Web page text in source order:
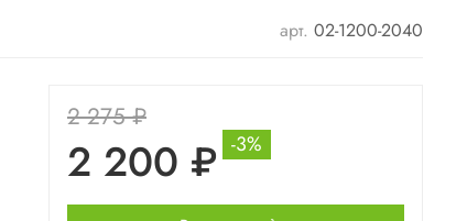
арт. 02-1200-2040
2 275 ₽
2 200 ₽ -3%